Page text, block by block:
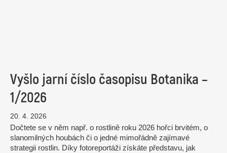
Vyšlo jarní číslo časopisu Botanika –
1/2026
20. 4. 2026
Dočtete se v něm např. o rostlině roku 2026 hořci brvitém, o
slanomilných houbách či o jedné mimořádně zajímavé
strategii rostlin. Díky fotoreportáži získáte představu, jak